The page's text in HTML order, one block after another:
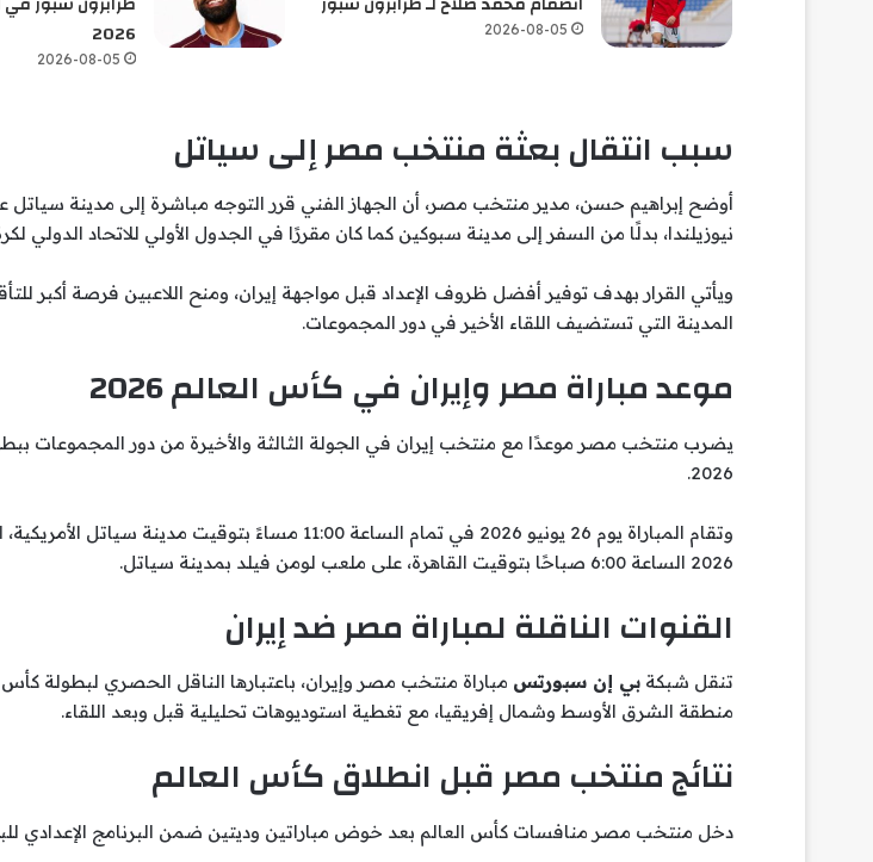
2026-08-05
2026
2026-08-05
سبب انتقال بعثة منتخب مصر إلى سياتل
أوضح إبراهيم حسن، مدير منتخب مصر، أن الجهاز الفني قرر التوجه مباشرة إلى مدينة سياتل
نيوزيلندا، بدلًا من السفر إلى مدينة سبوكين كما كان مقررًا في الجدول الأولي للاتحاد الدولي
ويأتي القرار بهدف توفير أفضل ظروف الإعداد قبل مواجهة إيران، ومنح اللاعبين فرصة أكبر
المدينة التي تستضيف اللقاء الأخير في دور المجموعات.
موعد مباراة مصر وإيران في كأس العالم 2026
يضرب منتخب مصر موعدًا مع منتخب إيران في الجولة الثالثة والأخيرة من دور المجموعات
2026.
2026 الساعة 6:00 صباحًا بتوقيت القاهرة، على ملعب لومن فيلد بمدينة سياتل.
القنوات الناقلة لمباراة مصر ضد إيران
تنقل شبكة بي إن سبورتس
منطقة الشرق الأوسط وشمال إفريقيا، مع تغطية استوديوهات تحليلية قبل وبعد اللقاء.
نتائج منتخب مصر قبل انطلاق كأس العالم
دخل منتخب مصر منافسات كأس العالم بعد خوض مباراتين وديتين ضمن البرنامج الإعدادي